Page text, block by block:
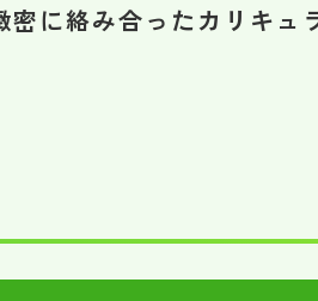
密に絡み合ったカリキ